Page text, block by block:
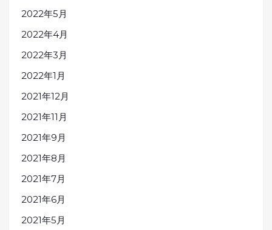
2022年5月
2022年4月
2022年3月
2022年1月
2021年12月
2021年11月
2021年9月
2021年8月
2021年7月
2021年6月
2021年5月